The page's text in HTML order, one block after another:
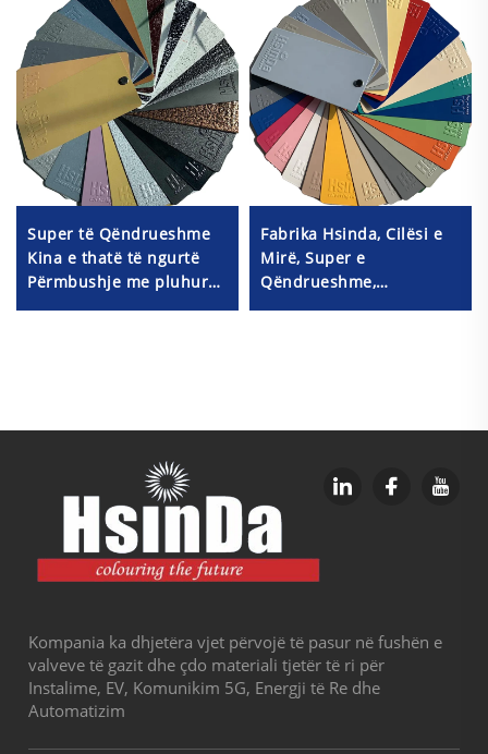
Super të Qëndrueshme
Kina e thatë të ngurtë
Përmbushje me pluhur
Fabrika Hsinda, Cilësi e
Mirë, Super e
Qëndrueshme,
Elektrostatike, Pulmon i
Kompania ka dhjetëra vjet përvojë të pasur në fushën e
valveve të gazit dhe çdo materiali tjetër të ri për
Instalime, EV, Komunikim 5G, Energji të Re dhe
Automatizim